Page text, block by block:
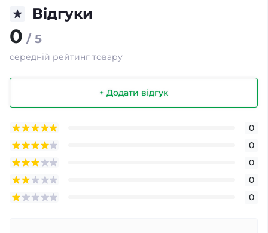
Відгуки
0 / 5
середній рейтинг товару
+ Додати відгук
0
0
0
0
0